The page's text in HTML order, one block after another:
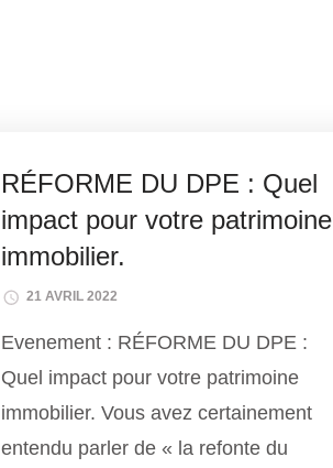
RÉFORME DU DPE : Quel
impact pour votre patrimoine
immobilier.
21 AVRIL 2022
Evenement : RÉFORME DU DPE :
Quel impact pour votre patrimoine
immobilier. Vous avez certainement
entendu parler de « la refonte du